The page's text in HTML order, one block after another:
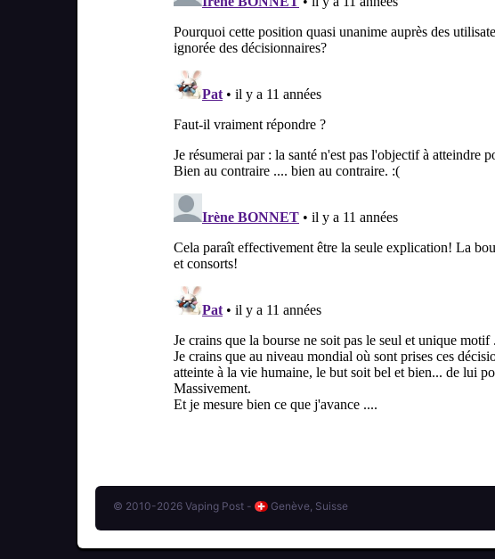
© 2010-2026 Vaping Post - Genève, Suisse